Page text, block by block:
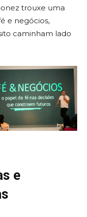
trouxe uma
e negócios,
caminham lado
e